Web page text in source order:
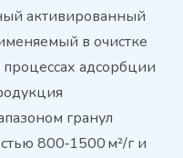
активированный
в очистке
адсорбции
гранул
800‑1500 м²/г и